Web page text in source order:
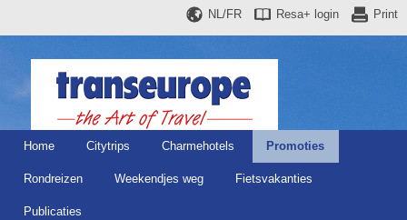
Print
Resa+ login
NL/FR
Home Citytrips Charmehotels Promoties
Rondreizen Weekendjes weg Fietsvakanties
Publicaties